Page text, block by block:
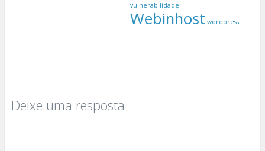
vulnerabilidade
Webinhost wordpress
Deixe uma resposta